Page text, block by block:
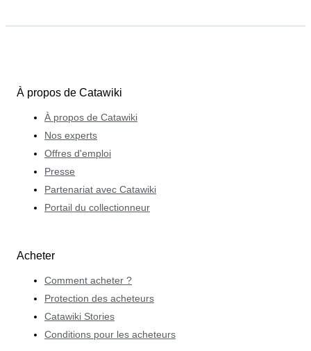
À propos de Catawiki
À propos de Catawiki
Nos experts
Offres d'emploi
Presse
Partenariat avec Catawiki
Portail du collectionneur
Acheter
Comment acheter ?
Protection des acheteurs
Catawiki Stories
Conditions pour les acheteurs